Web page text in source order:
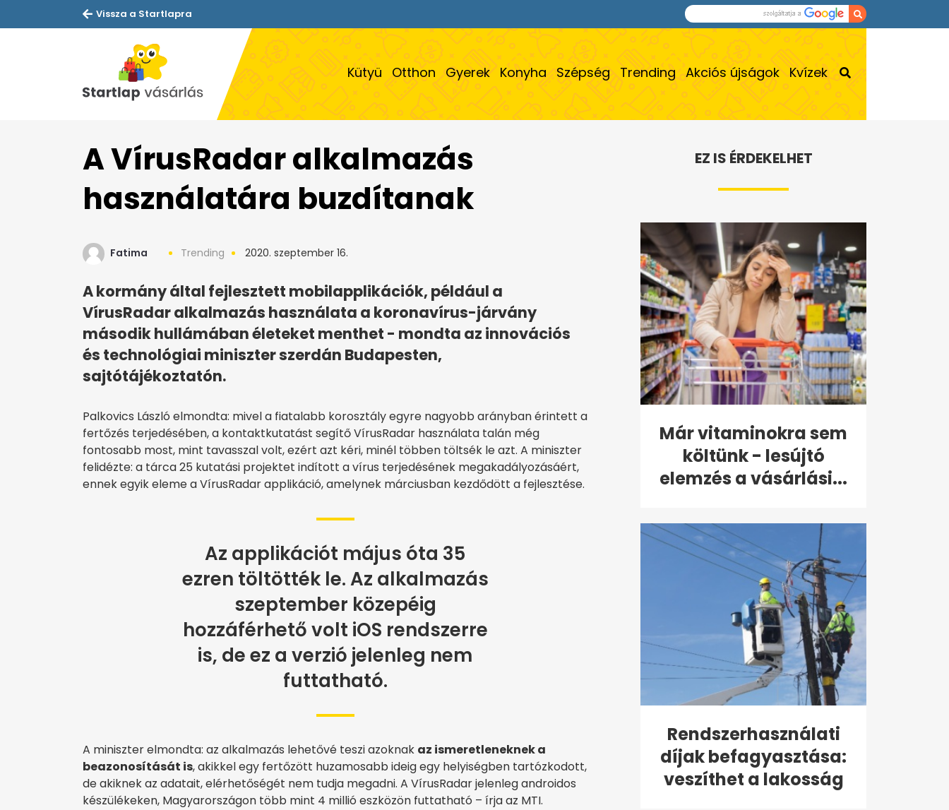
Vissza a Startlapra
Kütyü Otthon Gyerek Konyha Szépség Trending Akciós újságok Kvízek
A VírusRadar alkalmazás
használatára buzdítanak
Fatima Trending 2020. szeptember 16.
A kormány által fejlesztett mobilapplikációk, például a
VírusRadar alkalmazás használata a koronavírus-járvány
második hullámában életeket menthet - mondta az innovációs
és technológiai miniszter szerdán Budapesten,
sajtótájékoztatón.
Palkovics László elmondta: mivel a fiatalabb korosztály egyre nagyobb arányban érintett a
fertőzés terjedésében, a kontaktkutatást segítő VírusRadar használata talán még
fontosabb most, mint tavasszal volt, ezért azt kéri, minél többen töltsék le azt. A miniszter
felidézte: a tárca 25 kutatási projektet indított a vírus terjedésének megakadályozásáért,
ennek egyik eleme a VírusRadar applikáció, amelynek márciusban kezdődött a fejlesztése.
Az applikációt május óta 35
ezren töltötték le. Az alkalmazás
szeptember közepéig
hozzáférhető volt iOS rendszerre
is, de ez a verzió jelenleg nem
futtatható.
A miniszter elmondta: az alkalmazás lehetővé teszi azoknak az ismeretleneknek a
beazonosítását is, akikkel egy fertőzött huzamosabb ideig egy helyiségben tartózkodott,
de akiknek az adatait, elérhetőségét nem tudja megadni. A VírusRadar jelenleg androidos
készülékeken, Magyarországon több mint 4 millió eszközön futtatható – írja az MTI.
EZ IS ÉRDEKELHET
Már vitaminokra sem
költünk - lesújtó
elemzés a vásárlási...
Rendszerhasználati
díjak befagyasztása:
veszíthet a lakosság